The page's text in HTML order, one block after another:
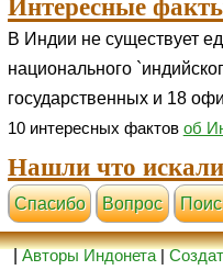
В Индии не существует
национального
государственных и 18
10 интересных фактов об
Нашли что
Cпасибо Вопрос
|Авторы Индонета|